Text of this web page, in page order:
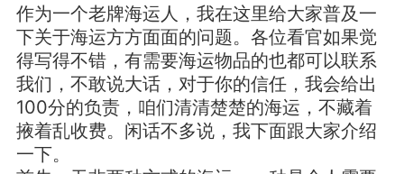
每日任务 签到有奖
作为一个老牌海运人，我在这里给大家普及一
下关于海运方方面面的问题。各位看官如果觉
得写得不错，有需要海运物品的也都可以联系
我们，不敢说大话，对于你的信任，我会给出
100分的负责，咱们清清楚楚的海运，不藏着
掖着乱收费。闲话不多说，我下面跟大家介绍
一下。